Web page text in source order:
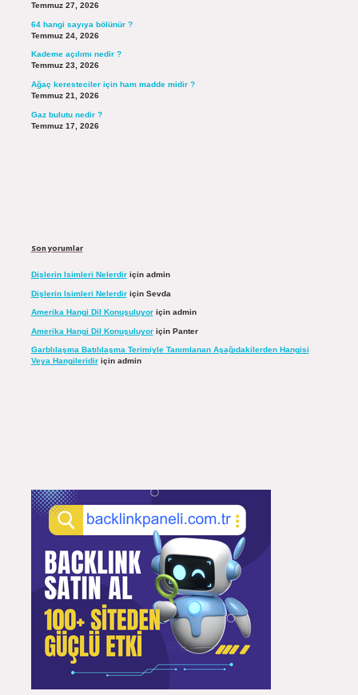
Temmuz 27, 2026
64 hangi sayıya bölünür ?
Temmuz 24, 2026
Kademe açılımı nedir ?
Temmuz 23, 2026
Ağaç keresteciler için ham madde midir ?
Temmuz 21, 2026
Gaz bulutu nedir ?
Temmuz 17, 2026
Son yorumlar
Dişlerin Isimleri Nelerdiriçin admin
Dişlerin Isimleri Nelerdiriçin Sevda
Amerika Hangi Dil Konuşuluyoriçin admin
Amerika Hangi Dil Konuşuluyoriçin Panter
Garblılaşma Batılılaşma Terimiyle Tanımlanan Aşağıdakilerden Hangisi
Veya Hangileridiriçin admin